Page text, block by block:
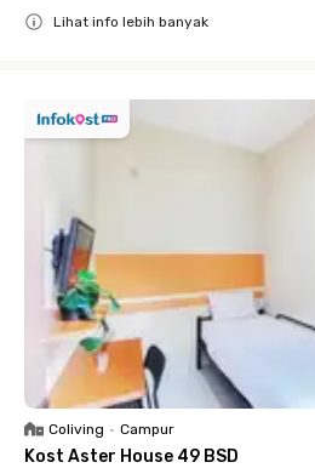
Lihat info lebih banyak
Coliving • Campur
Kost Aster House 49 BSD